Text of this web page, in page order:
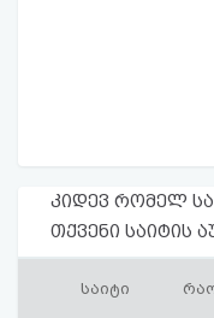
კიდევ რომელ
თქვენი საიტის
საიტი